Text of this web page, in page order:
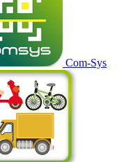
Com-Sys